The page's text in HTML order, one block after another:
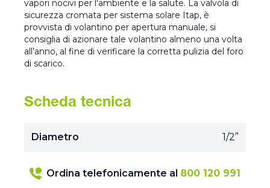
vapori nocivi per l'ambiente e la salute. La valvola di
sicurezza cromata per sistema solare Itap, è
provvista di volantino per apertura manuale, si
consiglia di azionare tale volantino almeno una volta
all’anno, al fine di verificare la corretta pulizia del foro
di scarico.
Scheda tecnica
Diametro 1/2”
Ordina telefonicamente al 800 120 991